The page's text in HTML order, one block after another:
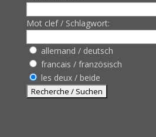
Mot clef / Schlagwort:
allemand / deutsch
francais / französisch
les deux / beide